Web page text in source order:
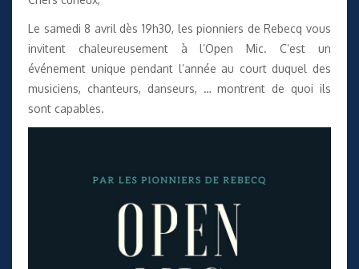
Le samedi 8 avril dès 19h30, les pionniers de Rebecq vous
invitent chaleureusement à l’Open Mic. C’est un
événement unique pendant l’année au court duquel des
musiciens, chanteurs, danseurs, … montrent de quoi ils
sont capables.